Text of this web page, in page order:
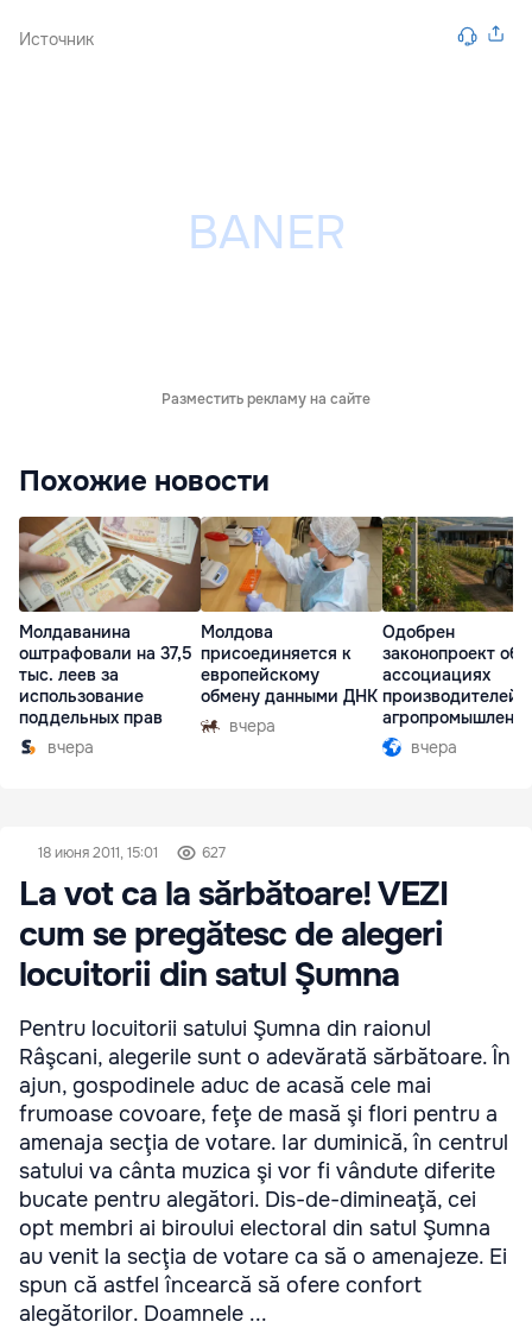
Источник
Разместить рекламу на сайте
Похожие новости
Молдаванина
оштрафовали на 37,5
тыс. леев за
использование
поддельных прав
вчера
Молдова
присоединяется к
европейскому
обмену данными ДНК
вчера
Одобрен
законопроект об
ассоциациях
производителей в
комплексе
вчера
18 июня 2011, 15:01 627
La vot ca la sărbătoare! VEZI
cum se pregătesc de alegeri
locuitorii din satul Şumna
Pentru locuitorii satului Şumna din raionul
Râşcani, alegerile sunt o adevărată sărbătoare. În
ajun, gospodinele aduc de acasă cele mai
frumoase covoare, feţe de masă şi flori pentru a
amenaja secţia de votare. Iar duminică, în centrul
satului va cânta muzica şi vor fi vândute diferite
bucate pentru alegători. Dis-de-dimineaţă, cei
opt membri ai biroului electoral din satul Şumna
au venit la secţia de votare ca să o amenajeze. Ei
spun că astfel încearcă să ofere confort
alegătorilor. Doamnele ...